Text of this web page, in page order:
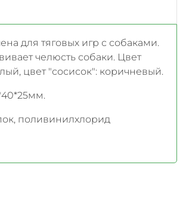
для тяговых игр с собаками.
челюсть собаки. Цвет
цвет "сосисок": коричневый.
поливинилхлорид